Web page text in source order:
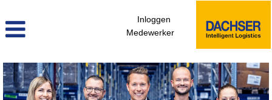
Inloggen
Medewerker